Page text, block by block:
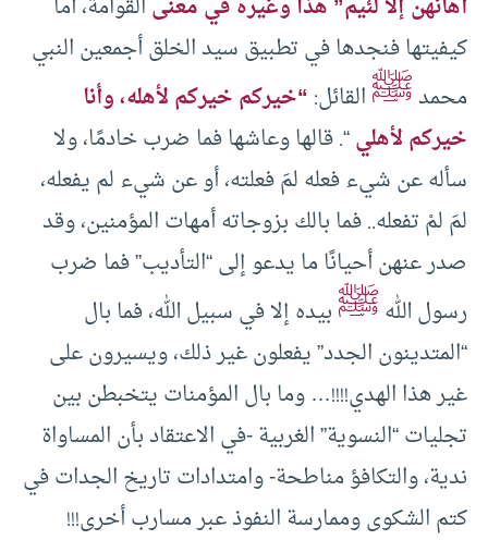
كيفيتها فنجدها في تطبيق سيد الخلق أجمعين النبي
محمدﷺالقائل: “خيركم خيركم لأهله، وأنا
خيركم لأهلي“. قالها وعاشها فما ضرب خادمًا، ولا
سأله عن شيء فعله لمَ فعلته، أو عن شيء لم يفعله،
لمَ لمْ تفعله.. فما بالك بزوجاته أمهات المؤمنين، وقد
صدر عنهن أحيانًا ما يدعو إلى “التأديب” فما ضرب
رسول اللهﷺبيده إلا في سبيل الله، فما بال
“المتدينون الجدد” يفعلون غير ذلك، ويسيرون على
غير هذا الهدي!!!!… وما بال المؤمنات يتخبطن بين
تجليات “النسوية” الغربية -في الاعتقاد بأن المساواة
ندية، والتكافؤ مناطحة- وامتدادات تاريخ الجدات في
كتم الشكوى وممارسة النفوذ عبر مسارب أخرى!!!